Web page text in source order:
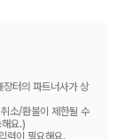
터의 파트너사가 상
소/환불이 제한될 수
요.)
력이 필요해요.